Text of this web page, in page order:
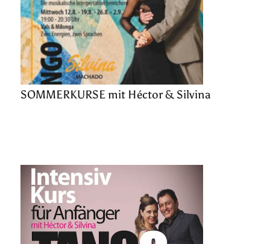
SOMMERKURSE mit Héctor & Silvina